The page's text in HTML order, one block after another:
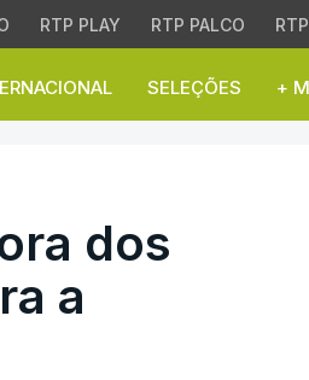
RTP PLAY RTP PALCO
SELEÇÕES +
dos
dos
a